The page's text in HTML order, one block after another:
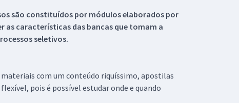
são constituídos por módulos elaborados por
as características das bancas que tomam a
seletivos.
materiais com um conteúdo riquíssimo, apostilas
pois é possível estudar onde e quando